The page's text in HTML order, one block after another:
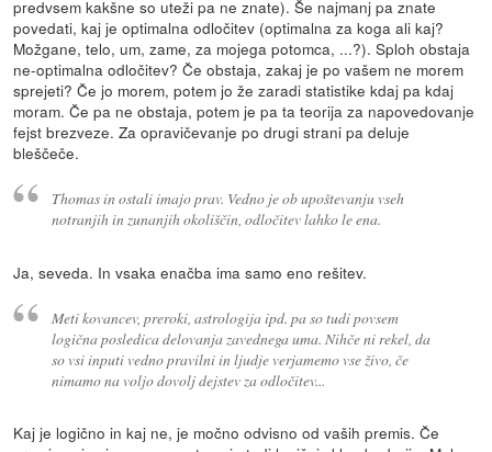
predvsem kakšne so uteži pa ne znate). Še najmanj pa znate
povedati, kaj je optimalna odločitev (optimalna za koga ali kaj?
Možgane, telo, um, zame, za mojega potomca, ...?). Sploh obstaja
ne-optimalna odločitev? Če obstaja, zakaj je po vašem ne morem
sprejeti? Če jo morem, potem jo že zaradi statistike kdaj pa kdaj
moram. Če pa ne obstaja, potem je pa ta teorija za napovedovanje
fejst brezveze. Za opravičevanje po drugi strani pa deluje
bleščeče.
Thomas in ostali imajo prav. Vedno je ob upoštevanju vseh
notranjih in zunanjih okoliščin, odločitev lahko le ena.
Ja, seveda. In vsaka enačba ima samo eno rešitev.
Meti kovancev, preroki, astrologija ipd. pa so tudi povsem
logična posledica delovanja zavednega uma. Nihče ni rekel, da
so vsi inputi vedno pravilni in ljudje verjamemo vse živo, če
nimamo na voljo dovolj dejstev za odločitev...
Kaj je logično in kaj ne, je močno odvisno od vaših premis. Če